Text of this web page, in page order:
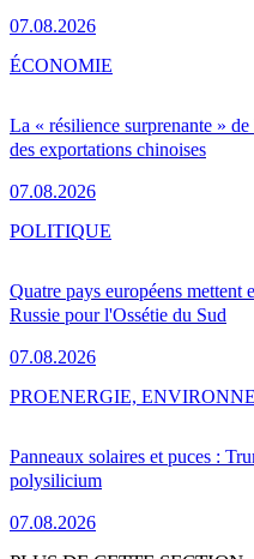
07.08.2026
La « résilience surprenante »
des exportations chinoises
07.08.2026
ÉCONOMIE
Quatre pays européens mettent
Russie pour l'Ossétie du Sud
07.08.2026
POLITIQUE
Panneaux solaires et puces :
polysilicium
07.08.2026
PROENERGIE,